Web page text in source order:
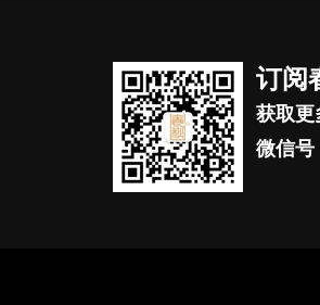
订阅
获取更
微信